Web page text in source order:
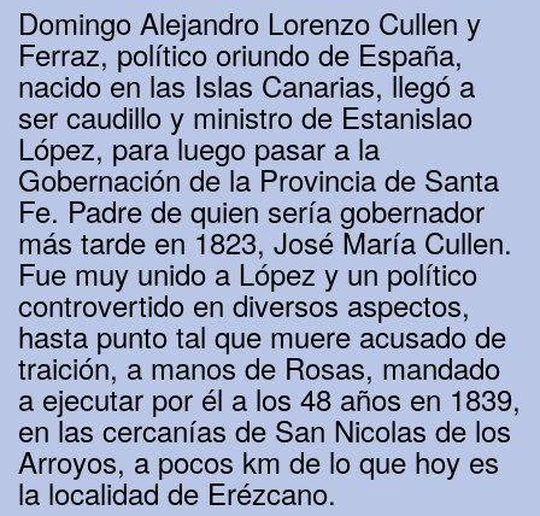
Domingo Alejandro Lorenzo Cullen y
Ferraz, político oriundo de España,
nacido en las Islas Canarias, llegó a
ser caudillo y ministro de Estanislao
López, para luego pasar a la
Gobernación de la Provincia de Santa
Fe. Padre de quien sería gobernador
más tarde en 1823, José María Cullen.
Fue muy unido a López y un político
controvertido en diversos aspectos,
hasta punto tal que muere acusado de
traición, a manos de Rosas, mandado
a ejecutar por él a los 48 años en 1839,
en las cercanías de San Nicolas de los
Arroyos, a pocos km de lo que hoy es
la localidad de Erézcano.